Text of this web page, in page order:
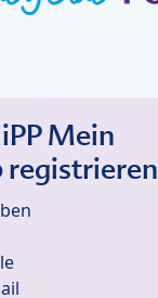
Mein
registrieren